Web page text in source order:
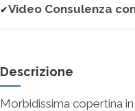
✔Video Consulenza
Descrizione
Morbidissima copertina